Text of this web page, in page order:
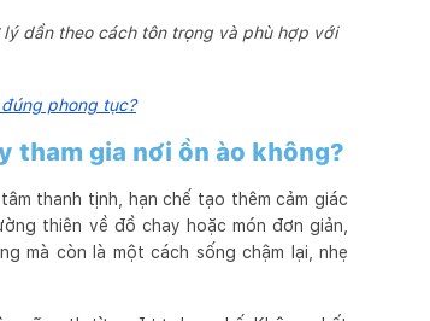
dần theo cách tôn trọng và phù hợp với
phong tục?
tham gia nơi ồn ào không?
thanh tịnh, hạn chế tạo thêm cảm giác
thiên về đồ chay hoặc món đơn giản,
mà còn là một cách sống chậm lại, nhẹ